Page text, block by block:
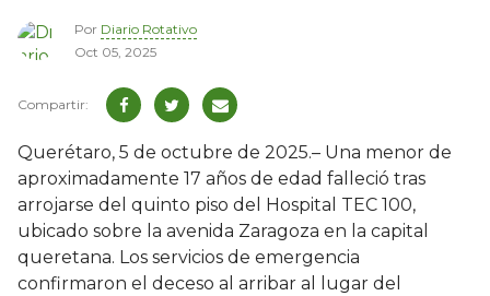
Por Diario Rotativo
Oct 05, 2025
Querétaro, 5 de octubre de 2025.– Una menor de
aproximadamente 17 años de edad falleció tras
arrojarse del quinto piso del Hospital TEC 100,
ubicado sobre la avenida Zaragoza en la capital
queretana. Los servicios de emergencia
confirmaron el deceso al arribar al lugar del